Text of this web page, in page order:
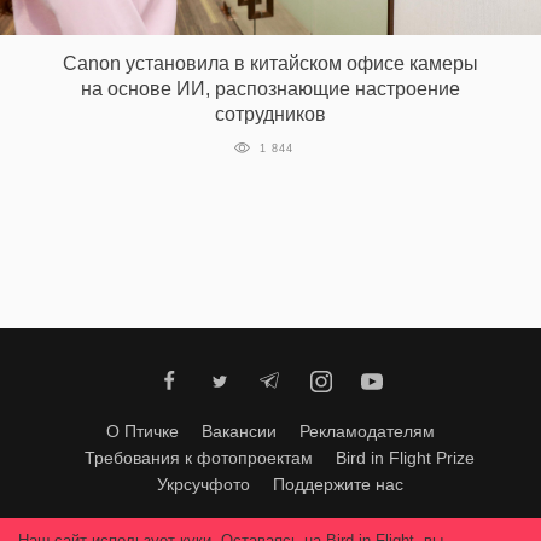
Canon установила в китайском офисе камеры
на основе ИИ, распознающие настроение
сотрудников
1 844
О Птичке Вакансии
Рекламодателям
Требования к фотопроектам
Bird in Flight Prize
Укрсучфото
Поддержите нас
Любое использование материалов допускается только с согласия